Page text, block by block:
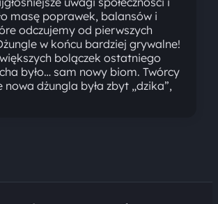
masę poprawek, balansów i
odczujemy od pierwszych
w końcu bardziej grywalne!
bolączek ostatniego
było… sam nowy biom. Twórcy
nowa dżungla była zbyt „dzika”,